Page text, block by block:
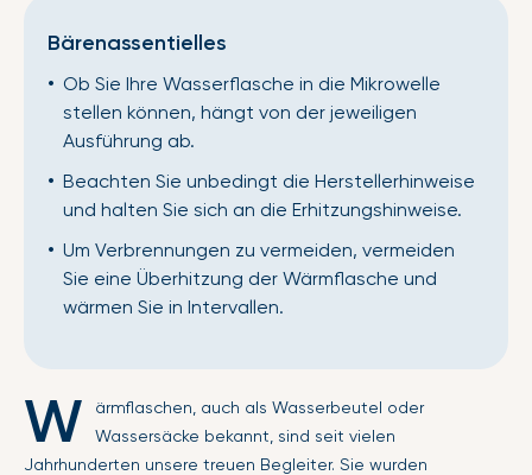
Bärenassentielles
Ob Sie Ihre Wasserflasche in die Mikrowelle
stellen können, hängt von der jeweiligen
Ausführung ab.
Beachten Sie unbedingt die Herstellerhinweise
und halten Sie sich an die Erhitzungshinweise.
Um Verbrennungen zu vermeiden, vermeiden
Sie eine Überhitzung der Wärmflasche und
wärmen Sie in Intervallen.
W
ärmflaschen, auch als Wasserbeutel oder
Wassersäcke bekannt, sind seit vielen
Jahrhunderten unsere treuen Begleiter. Sie wurden